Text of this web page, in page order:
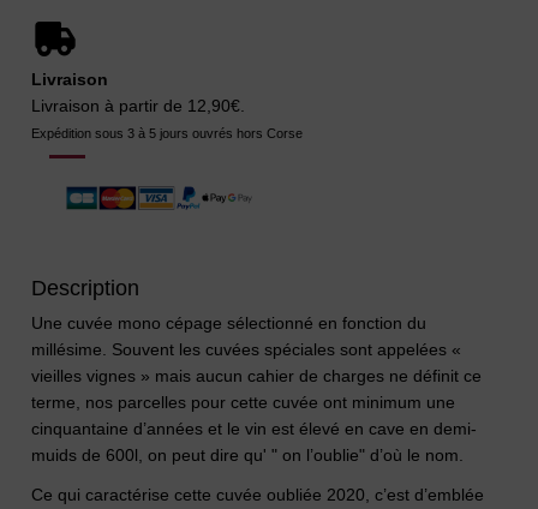
Livraison
Livraison à partir de 12,90€.
Expédition sous 3 à 5 jours ouvrés hors Corse
Description
Une cuvée mono cépage sélectionné en fonction du
millésime. Souvent les cuvées spéciales sont appelées «
vieilles vignes » mais aucun cahier de charges ne définit ce
terme, nos parcelles pour cette cuvée ont minimum une
cinquantaine d’années et le vin est élevé en cave en demi-
muids de 600l, on peut dire qu' " on l’oublie" d’où le nom.
Ce qui caractérise cette cuvée oubliée 2020, c’est d’emblée